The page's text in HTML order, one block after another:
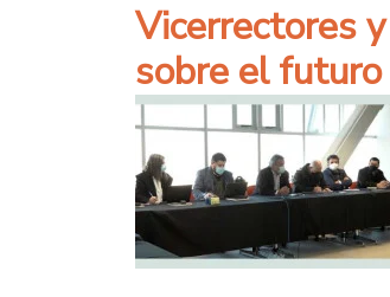
Vicerrectores
sobre el